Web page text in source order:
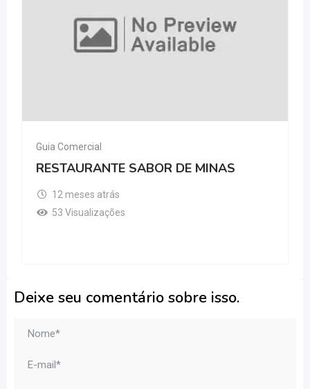
Guia Comercial
RESTAURANTE SABOR DE MINAS
12 meses atrás
53 Visualizações
Deixe seu comentário sobre isso.